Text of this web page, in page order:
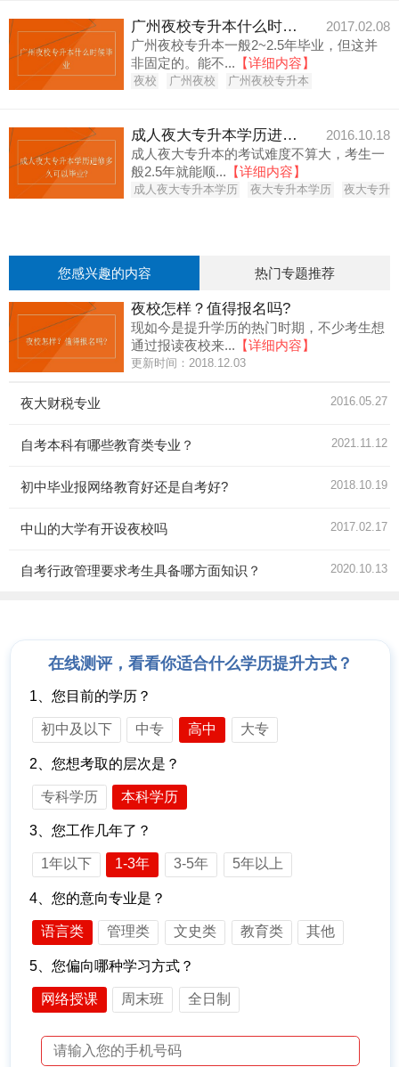
广州夜校专升本什么时候毕业
2017.02.08
广州夜校专升本一般2~2.5年毕业，但这并
非固定的。能不... 【详细内容】
夜校 广州夜校 广州夜校专升本
成人夜大专升本学历进修多久可以毕业?
2016.10.18
成人夜大专升本的考试难度不算大，考生一
般2.5年就能顺... 【详细内容】
成人夜大专升本学历 夜大专升本学历 夜大专升
您感兴趣的内容 热门专题推荐
夜校怎样？值得报名吗?
现如今是提升学历的热门时期，不少考生想
通过报读夜校来... 【详细内容】
更新时间：2018.12.03
夜大财税专业 2016.05.27
自考本科有哪些教育类专业？ 2021.11.12
初中毕业报网络教育好还是自考好? 2018.10.19
中山的大学有开设夜校吗 2017.02.17
自考行政管理要求考生具备哪方面知识？ 2020.10.13
在线测评，看看你适合什么学历提升方式？
1、您目前的学历？
初中及以下 中专 高中 大专
2、您想考取的层次是？
专科学历 本科学历
3、您工作几年了？
1年以下 1-3年 3-5年 5年以上
4、您的意向专业是？
语言类 管理类 文史类 教育类 其他
5、您偏向哪种学习方式？
网络授课 周末班 全日制